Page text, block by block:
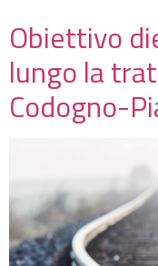
Obiettivo
lungo la
Codogno-